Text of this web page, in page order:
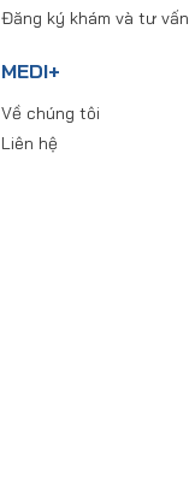
Đăng ký khám và tư vấn
MEDI+
Về chúng tôi
Liên hệ